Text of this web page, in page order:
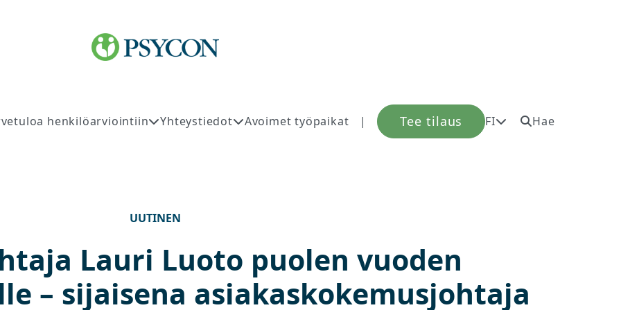
henkilöarviointiin Yhteystiedot Avoimet työpaikat | Tee tilaus FI Hae
UUTINEN
Lauri Luoto puolen vuoden
– sijaisena asiakaskokemusjohtaja